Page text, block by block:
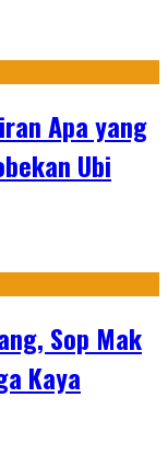
Apa yang
Ubi
Sop Mak
Kaya